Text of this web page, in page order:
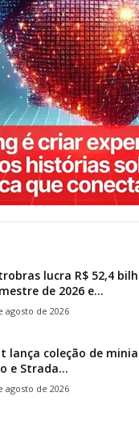
lucra R$ 52,4
de 2026 e...
agosto de 2026
lança coleção de
e Strada...
agosto de 2026